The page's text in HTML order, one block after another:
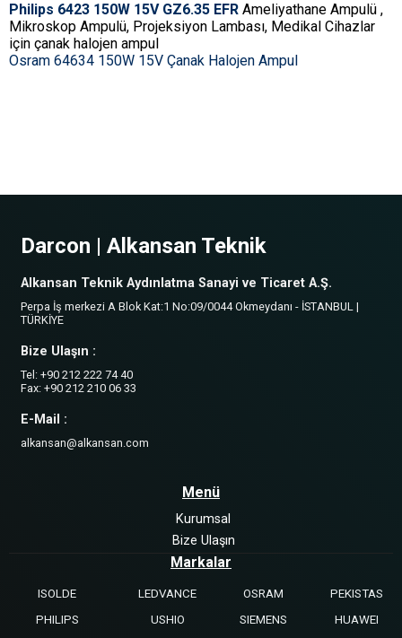
Philips 6423 150W 15V GZ6.35 EFR Ameliyathane Ampulü ,
Mikroskop Ampulü, Projeksiyon Lambası, Medikal Cihazlar
için çanak halojen ampul
Osram 64634 150W 15V Çanak Halojen Ampul
Darcon | Alkansan Teknik
Alkansan Teknik Aydınlatma Sanayi ve Ticaret A.Ş.
Perpa İş merkezi A Blok Kat:1 No:09/0044 Okmeydanı - İSTANBUL |
TÜRKİYE
Bize Ulaşın :
Tel: +90 212 222 74 40
Fax: +90 212 210 06 33
E-Mail :
alkansan@alkansan.com
Menü
Kurumsal
Bize Ulaşın
Markalar
ISOLDE LEDVANCE OSRAM
PEKISTAS
PHILIPS
USHIO SIEMENS HUAWEI